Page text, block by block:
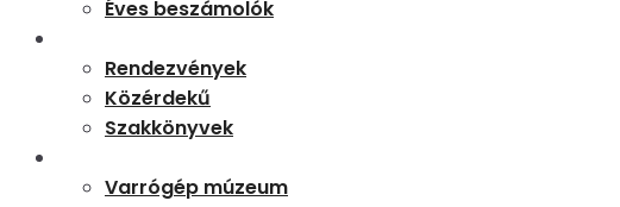
Éves beszámolók
Rendezvények
Közérdekű
Szakkönyvek
Varrógép múzeum